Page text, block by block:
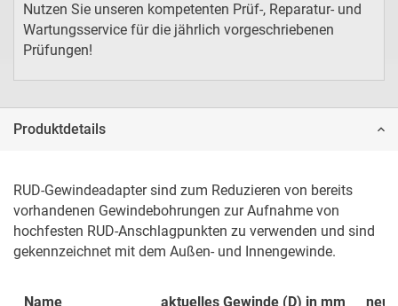
Nutzen Sie unseren kompetenten Prüf-, Reparatur- und
Wartungsservice für die jährlich vorgeschriebenen
Prüfungen!
Produktdetails
RUD-Gewindeadapter sind zum Reduzieren von bereits
vorhandenen Gewindebohrungen zur Aufnahme von
hochfesten RUD-Anschlagpunkten zu verwenden und sind
gekennzeichnet mit dem Außen- und Innengewinde.
Name aktuelles Gewinde (D) in mm